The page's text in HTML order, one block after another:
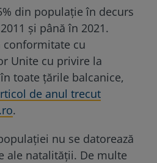
din populație în decurs
și până în 2021.
conformitate cu
Unite cu privire la
toate țările balcanice,
de anul trecut
.
nu se datorează
ale natalității. De multe